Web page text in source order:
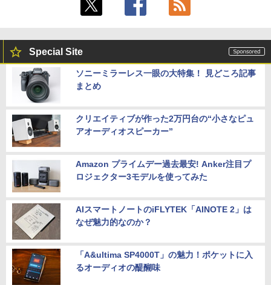
Special Site
ソニーミラーレス一眼の大特集！ 見どころ記事
まとめ
クリエイティブが作った2万円台の“小さなピュ
アオーディオスピーカー”
Amazon プライムデー過去最安! Anker注目プ
ロジェクター3モデルを使ってみた
AIスマートノートのiFLYTEK「AINOTE 2」は
なぜ魅力的なのか？
「A&ultima SP4000T」の魅力！ポケットに入
るオーディオの醍醐味